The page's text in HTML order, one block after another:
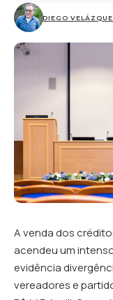
DIEGO
A venda dos
acendeu um
evidência
vereadores e